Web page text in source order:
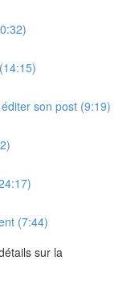
son post (9:19)
(7:44)
sur la